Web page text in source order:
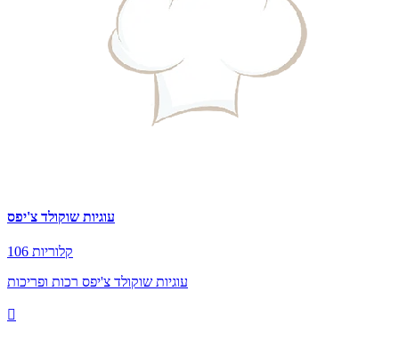
עוגיות שוקולד צ'יפס
106 קלוריות
עוגיות שוקולד צ'יפס רכות ופריכות
